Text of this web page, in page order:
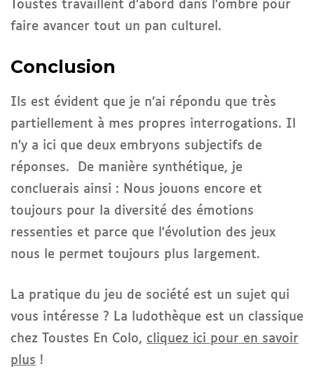
Toustes travaillent d’abord dans l’ombre pour
faire avancer tout un pan culturel.
Conclusion
Ils est évident que je n’ai répondu que très
partiellement à mes propres interrogations. Il
n’y a ici que deux embryons subjectifs de
réponses. De manière synthétique, je
concluerais ainsi : Nous jouons encore et
toujours pour la diversité des émotions
ressenties et parce que l’évolution des jeux
nous le permet toujours plus largement.
La pratique du jeu de société est un sujet qui
vous intéresse ? La ludothèque est un classique
chez Toustes En Colo, cliquez ici pour en savoir
plus !